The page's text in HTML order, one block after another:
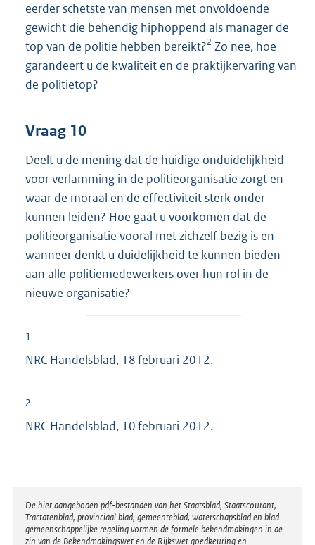
eerder schetste van mensen met onvoldoende
gewicht die behendig hiphoppend als manager de
top van de politie hebben bereikt?2 Zo nee, hoe
garandeert u de kwaliteit en de praktijkervaring van
de politietop?
Vraag 10
Deelt u de mening dat de huidige onduidelijkheid
voor verlamming in de politieorganisatie zorgt en
waar de moraal en de effectiviteit sterk onder
kunnen leiden? Hoe gaat u voorkomen dat de
politieorganisatie vooral met zichzelf bezig is en
wanneer denkt u duidelijkheid te kunnen bieden
aan alle politiemedewerkers over hun rol in de
nieuwe organisatie?
1
NRC Handelsblad, 18 februari 2012.
2
NRC Handelsblad, 10 februari 2012.
Disclaimer
De hier aangeboden pdf-bestanden van het Staatsblad, Staatscourant,
Tractatenblad, provinciaal blad, gemeenteblad, waterschapsblad en blad
gemeenschappelijke regeling vormen de formele bekendmakingen in de
zin van de Bekendmakingswet en de Rijkswet goedkeuring en